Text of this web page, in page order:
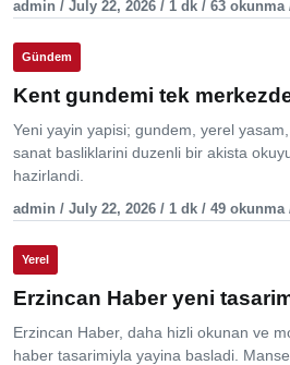
admin / July 22, 2026 / 1 dk / 63 okunma
Gündem
Kent gundemi tek
Yeni yayin yapisi; gundem, yerel
sanat basliklarini duzenli bir akista
hazirlandi.
admin / July 22, 2026 / 1 dk / 49 okunma
Yerel
Erzincan Haber yeni
Erzincan Haber, daha hizli okunan ve
haber tasarimiyla yayina basladi.